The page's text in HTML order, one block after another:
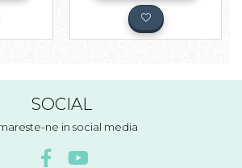
SOCIAL
ne in social media